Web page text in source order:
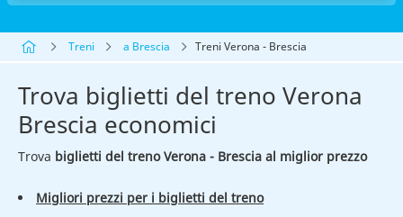
Treni a Brescia Treni Verona - Brescia
Trova biglietti del treno Verona
Brescia economici
Trova biglietti del treno Verona - Brescia al miglior prezzo
Migliori prezzi per i biglietti del treno